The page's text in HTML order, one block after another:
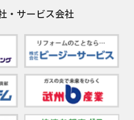
・サービス会社